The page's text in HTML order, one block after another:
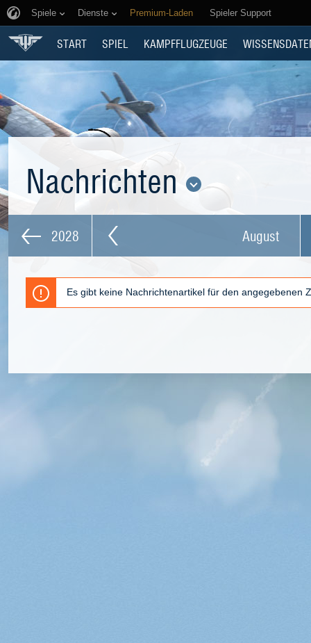
Spiele Dienste Premium-Laden Spieler Support
START SPIEL KAMPFFLUGZEUGE
Nachrichten
2028 August
Es gibt keine Nachrichtenartikel für den angegebenen